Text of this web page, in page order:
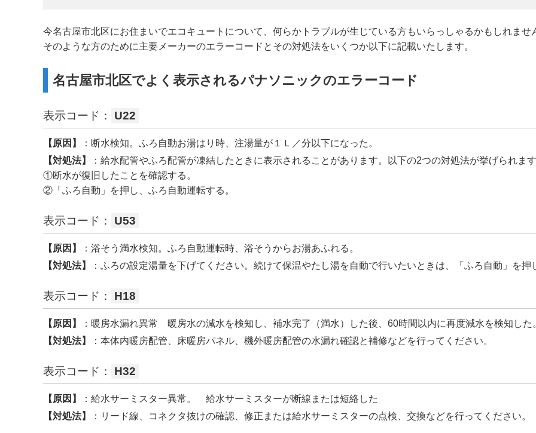
今名古屋市北区にお住まいでエコキュートについて、何らかトラブルが生じている方もいらっしゃるかもしれませ
そのような方のために主要メーカーのエラーコードとその対処法をいくつか以下に記載いたします。
名古屋市北区でよく表示されるパナソニックのエラーコード
表示コード： U22
【原因】
：断水検知。ふろ自動お湯はり時、注湯量が１Ｌ／分以下になった。
【対処法】
：給水配管やふろ配管が凍結したときに表示されることがあります。以下の2つの対処法が挙げられます
①断水が復旧したことを確認する。
②「ふろ自動」を押し、ふろ自動運転する。
表示コード： U53
【原因】
：浴そう満水検知。ふろ自動運転時、浴そうからお湯あふれる。
【対処法】
：ふろの設定湯量を下げてください。続けて保温やたし湯を自動で行いたいときは、「ふろ自動」を押
表示コード： H18
【原因】
：暖房水漏れ異常 暖房水の減水を検知し、補水完了（満水）した後、60時間以内に再度減水を検知した
【対処法】
：本体内暖房配管、床暖房パネル、機外暖房配管の水漏れ確認と補修などを行ってください。
表示コード： H32
【原因】
：給水サーミスター異常。 給水サーミスターが断線または短絡した
【対処法】
：リード線、コネクタ抜けの確認、修正または給水サーミスターの点検、交換などを行ってください。